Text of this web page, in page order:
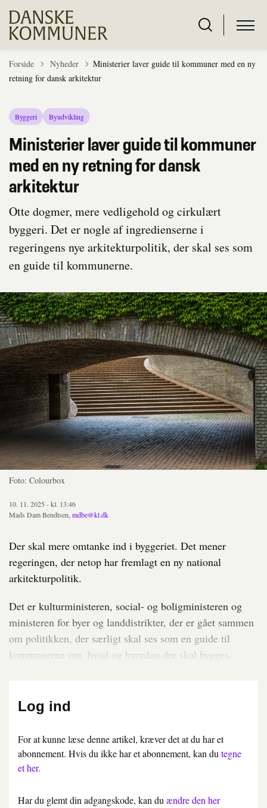
Forside Tilbage til
Nyheder
Ministerier laver guide til kommuner med en ny
retning for dansk arkitektur
Byggeri Byudvikling
Ministerier laver guide til kommuner
med en ny retning for dansk
arkitektur
Otte dogmer, mere vedligehold og cirkulært
byggeri. Det er nogle af ingredienserne i
regeringens nye arkitekturpolitik, der skal ses som
en guide til kommunerne.
Foto: Colourbox
10. 11. 2025 - kl. 13:46
Mads Dam Bendtsen, mdbe@kl.dk
Der skal mere omtanke ind i byggeriet. Det mener
regeringen, der netop har fremlagt en ny national
arkitekturpolitik.
Det er kulturministeren, social- og boligministeren og
ministeren for byer og landdistrikter, der er gået sammen
om politikken, der særligt skal ses som en guide til
kommunerne om, hvad og hvordan der skal bygges.
Log ind
For at kunne læse denne artikel, kræver det at du har et
abonnement. Hvis du ikke har et abonnement, kan du tegne
et her.
Har du glemt din adgangskode, kan du ændre den her